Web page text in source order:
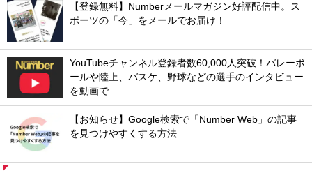
【登録無料】Numberメールマガジン好評配信中。ス
ポーツの「今」をメールでお届け！
YouTubeチャンネル登録者数60,000人突破！バレーボ
ールや陸上、バスケ、野球などの選手のインタビュー
を動画で
【お知らせ】Google検索で「Number Web」の記事
を見つけやすくする方法